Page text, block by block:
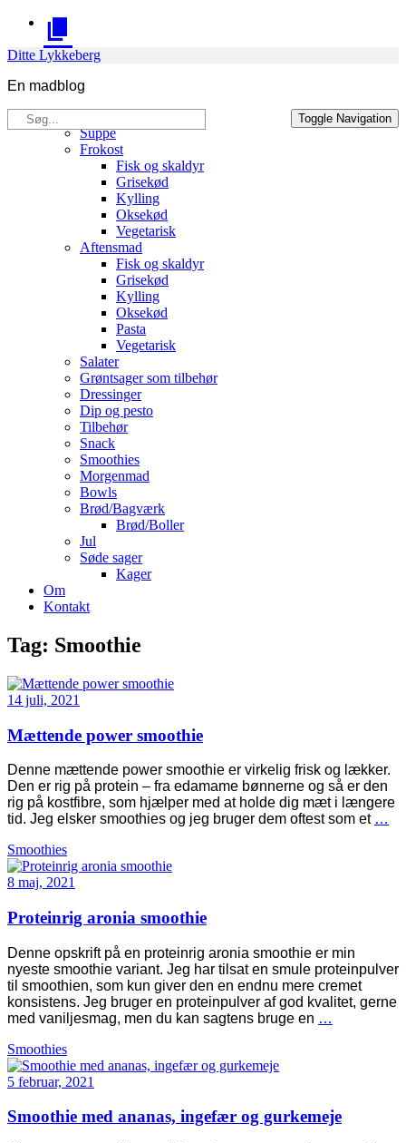
Skip
content
Ditte Lykkeberg
En madblog
Søg
efter:
Toggle Navigation
Opskrifter
Suppe
Frokost
Fisk og skaldyr
Grisekød
Kylling
Oksekød
Vegetarisk
Aftensmad
Fisk og skaldyr
Grisekød
Kylling
Oksekød
Pasta
Vegetarisk
Salater
Grøntsager som tilbehør
Dressinger
Dip og pesto
Tilbehør
Snack
Smoothies
Morgenmad
Bowls
Brød/Bagværk
Brød/Boller
Jul
Søde sager
Kager
Om
Kontakt
Tag: Smoothie
14 juli, 2021
Mættende power smoothie
Denne mættende power smoothie er virkelig frisk og lækker.
Den er rig på protein – fra edamame bønnerne og så er den
rig på kostfibre, som hjælper med at holde dig mæt i længere
tid. Jeg elsker smoothies og jeg bruger dem oftest som et …
Smoothies
8 maj, 2021
Proteinrig aronia smoothie
Denne opskrift på en proteinrig aronia smoothie er min
nyeste smoothie variant. Jeg har tilsat en smule proteinpulver
til smoothien, som kun giver den en endnu mere cremet
konsistens. Jeg bruger en proteinpulver af god kvalitet, gerne
med vaniljesmag, men du kan sagtens bruge en …
Smoothies
5 februar, 2021
Smoothie med ananas, ingefær og gurkemeje